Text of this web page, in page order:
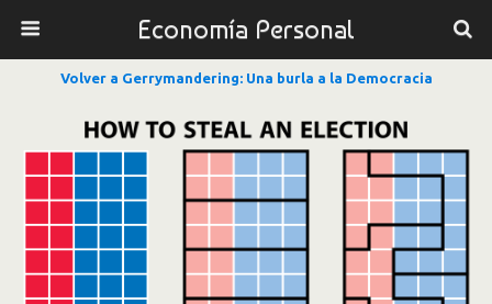
Economía Personal
Volver a Gerrymandering: Una burla a la Democracia